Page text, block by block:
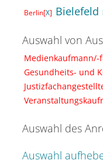
Berlin[X] Bielefeld
Auswahl von
Gesundheits- und
Auswahl des
Auswahl